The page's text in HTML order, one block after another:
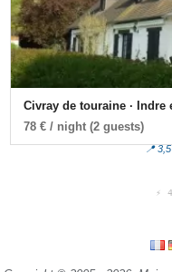
Civray de touraine · Indre
78 € / night (2 guests)
📍
⚡